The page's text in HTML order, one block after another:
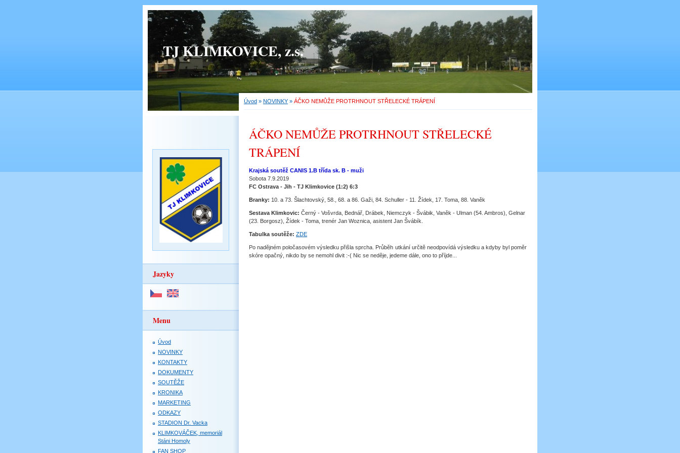
TJ KLIMKOVICE, z.s.
Úvod » NOVINKY » ÁČKO NEMŮŽE PROTRHNOUT STŘELECKÉ TRÁPENÍ
ÁČKO NEMŮŽE PROTRHNOUT STŘELECKÉ
TRÁPENÍ
Krajská soutěž CANIS 1.B třída sk. B - muži
Sobota 7.9.2019
FC Ostrava - Jih - TJ Klimkovice (1:2) 6:3
Branky: 10. a 73. Šlachtovský, 58., 68. a 86. Gaži, 84. Schuller - 11. Žídek, 17. Toma, 88. Vaněk
Sestava Klimkovic: Černý - Vošvrda, Bednář, Drábek, Niemczyk - Švábik, Vaněk - Ulman (54. Ambros), Gelnar
(23. Borgosz), Žídek - Toma, trenér Jan Woznica, asistent Jan Švábík.
Tabulka soutěže: ZDE
Po nadějném poločasovém výsledku přišla sprcha. Průběh utkání určitě neodpovídá výsledku a kdyby byl poměr
skóre opačný, nikdo by se nemohl divit :-( Nic se neděje, jedeme dále, ono to příjde...
Jazyky
Menu
Úvod
NOVINKY
KONTAKTY
DOKUMENTY
SOUTĚŽE
KRONIKA
MARKETING
ODKAZY
STADION Dr. Vacka
KLIMKOVÁČEK, memoriál
Stáni Homoly
FAN SHOP